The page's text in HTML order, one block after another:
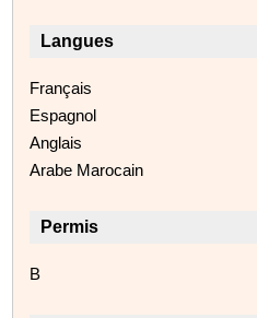
Langues
Français
Espagnol
Anglais
Arabe Marocain
Permis
B